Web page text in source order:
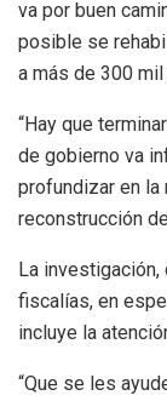
va por buen
posible se
a más de 300
“Hay que
de gobierno va
profundizar en la
reconstrucción
La
fiscalías, en
incluye la
“Que se les